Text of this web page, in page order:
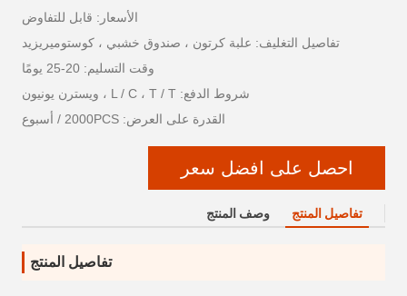
الأسعار: قابل للتفاوض
تفاصيل التغليف: علبة كرتون ، صندوق خشبي ، كوستوميريزيد
وقت التسليم: 20-25 يومًا
شروط الدفع: L / C ، T / T ، ويسترن يونيون
القدرة على العرض: 2000PCS / أسبوع
احصل على افضل سعر
تفاصيل المنتج وصف المنتج
تفاصيل المنتج